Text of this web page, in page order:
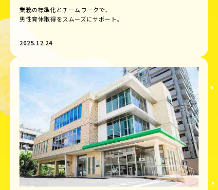
業務の標準化とチームワークで、
男性育休取得をスムーズにサポート。
2025.12.24